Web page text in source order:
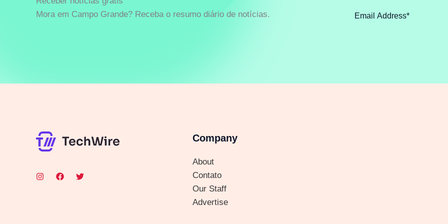
Mora em Campo Grande? Receba o resumo diário de notícias.
Company
About
Contato
Our Staff
Advertise